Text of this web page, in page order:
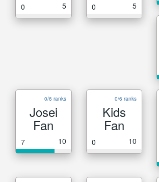
0 5 0 5
0/6 ranks
Josei
Fan
7 10
0/6 ranks
Kids
Fan
0 10